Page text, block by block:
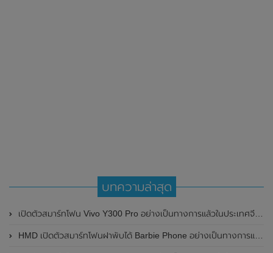
บทความล่าสุด
เปิดตัวสมาร์ทโฟน Vivo Y300 Pro อย่างเป็นทางการแล้วในประเทศจีน มาพร้อมดีไซน์พรีเมี่ยม ทนทาน และแบตเตอรี่สุดอึดขนาดใหญ่ 6,500mAh พร้อมรองรับการชาร์จไว 80W
HMD เปิดตัวสมาร์ทโฟนฝาพับได้ Barbie Phone อย่างเป็นทางการแล้ว มาพร้อมธีมสีชมพูสดใส